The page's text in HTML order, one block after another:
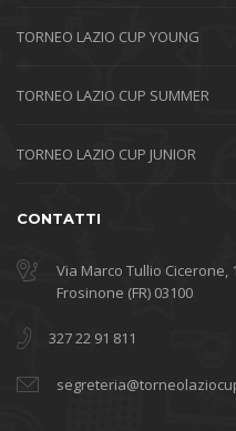
TORNEO LAZIO CUP YOUNG
TORNEO LAZIO CUP SUMMER
TORNEO LAZIO CUP JUNIOR
CONTATTI
Via Marco Tullio Cicerone,
Frosinone (FR) 03100
327 22 91 811